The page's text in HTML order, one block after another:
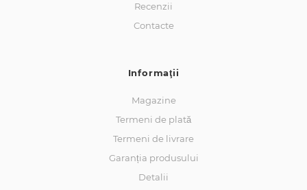
Recenzii
Contacte
Informaţii
Magazine
Termeni de plată
Termeni de livrare
Garanția produsului
Detalii